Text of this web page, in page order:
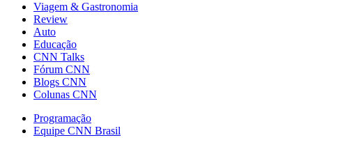
Viagem & Gastronomia
Review
Auto
Educação
CNN Talks
Fórum CNN
Blogs CNN
Colunas CNN
Programação
Equipe CNN Brasil